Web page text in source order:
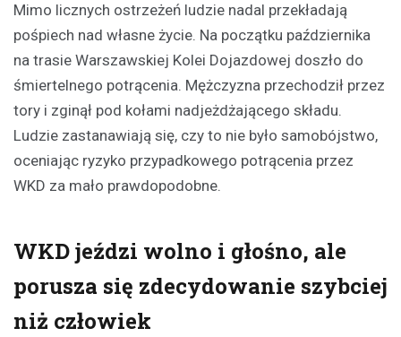
Mimo licznych ostrzeżeń ludzie nadal przekładają
pośpiech nad własne życie. Na początku października
na trasie Warszawskiej Kolei Dojazdowej doszło do
śmiertelnego potrącenia. Mężczyzna przechodził przez
tory i zginął pod kołami nadjeżdżającego składu.
Ludzie zastanawiają się, czy to nie było samobójstwo,
oceniając ryzyko przypadkowego potrącenia przez
WKD za mało prawdopodobne.
WKD jeździ wolno i głośno, ale
porusza się zdecydowanie szybciej
niż człowiek